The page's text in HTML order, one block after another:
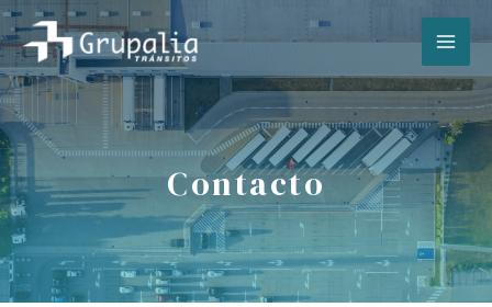
Ir
al
contenido
Contacto